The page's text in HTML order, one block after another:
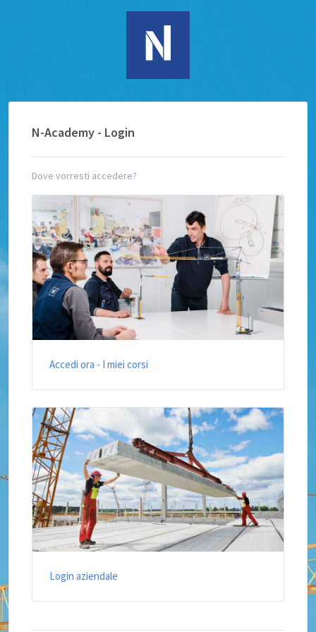
N-Academy - Login
Dove vorresti accedere?
Accedi ora - I miei corsi
Login aziendale